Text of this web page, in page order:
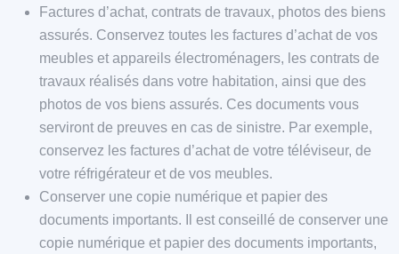
Factures d’achat, contrats de travaux, photos des biens
assurés. Conservez toutes les factures d’achat de vos
meubles et appareils électroménagers, les contrats de
travaux réalisés dans votre habitation, ainsi que des
photos de vos biens assurés. Ces documents vous
serviront de preuves en cas de sinistre. Par exemple,
conservez les factures d’achat de votre téléviseur, de
votre réfrigérateur et de vos meubles.
Conserver une copie numérique et papier des
documents importants. Il est conseillé de conserver une
copie numérique et papier des documents importants,